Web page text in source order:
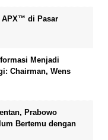
APX™ di Pasar
Menjadi
Chairman, Wens
Prabowo
Bertemu dengan